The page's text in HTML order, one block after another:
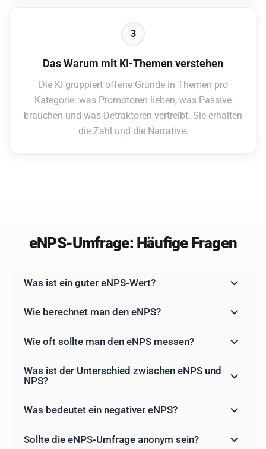
3
Das Warum mit KI-Themen verstehen
Die KI gruppiert offene Gründe in Themen pro
Kategorie: was Promotoren lieben, was Passive
brauchen und was Detraktoren vertreibt. Sie erhalten
die Zahl und die Narrative.
eNPS-Umfrage: Häufige Fragen
Was ist ein guter eNPS-Wert?
Wie berechnet man den eNPS?
Wie oft sollte man den eNPS messen?
Was ist der Unterschied zwischen eNPS und
NPS?
Was bedeutet ein negativer eNPS?
Sollte die eNPS-Umfrage anonym sein?